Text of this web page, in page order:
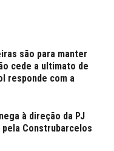
são para manter
cede a ultimato de
responde com a
à direção da PJ
pela Construbarcelos